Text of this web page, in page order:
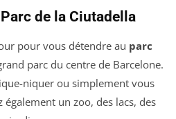
de la Ciutadella
pour vous détendre au parc
parc du centre de Barcelone.
niquer ou simplement vous
un zoo, des lacs, des